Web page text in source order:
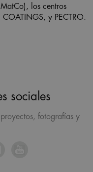
los centros
y PECTRO.
sociales
fotografías y